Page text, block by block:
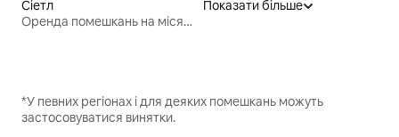
Сіетл
Оренда помешкань на місяць
Показати більше
*У певних регіонах і для деяких помешкань можуть
застосовуватися винятки.